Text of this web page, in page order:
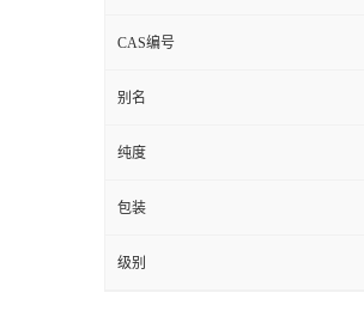
CAS编号
别名
纯度
包装
级别